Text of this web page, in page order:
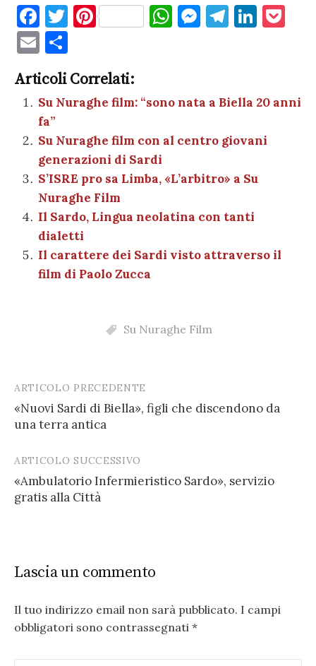
F
a
c
e
b
o
o
k
T
te
r
Pi
es
t
W
A
p
p
M
g
er
T
a
m
Li
dI
n
et
E
m
ai
l
n
di
vi
di
Articoli Correlati:
Su Nuraghe film: “sono nata a Biella 20 anni
fa”
Su Nuraghe film con al centro giovani
generazioni di Sardi
S’ISRE pro sa Limba, «L’arbitro» a Su
Nuraghe Film
Il Sardo, Lingua neolatina con tanti
dialetti
Il carattere dei Sardi visto attraverso il
film di Paolo Zucca
Su Nuraghe Film
Post
navigation
ARTICOLO PRECEDENTE
«Nuovi Sardi di Biella», figli che discendono da
una terra antica
ARTICOLO SUCCESSIVO
«Ambulatorio Infermieristico Sardo», servizio
gratis alla Città
Lascia un commento
Il tuo indirizzo email non sarà pubblicato. I campi
obbligatori sono contrassegnati *